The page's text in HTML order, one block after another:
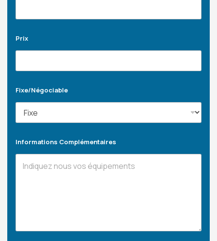
Prix
Fixe/Négociable
Informations Complémentaires